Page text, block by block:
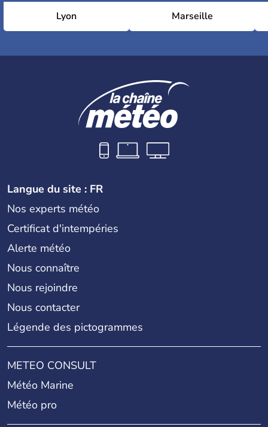
Lyon Marseille
Langue du site : FR
Nos experts météo
Certificat d'intempéries
Alerte météo
Nous connaître
Nous rejoindre
Nous contacter
Légende des pictogrammes
METEO CONSULT
Météo Marine
Météo pro